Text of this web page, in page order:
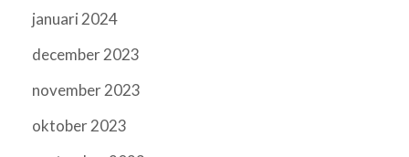
januari 2024
december 2023
november 2023
oktober 2023